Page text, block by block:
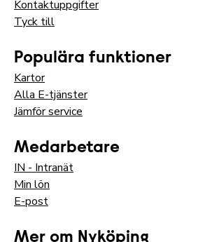
Kontaktuppgifter
Tyck till
Populära funktioner
Kartor
Alla E-tjänster
Jämför service
Medarbetare
IN - Intranät
Min lön
E-post
Mer om Nyköping